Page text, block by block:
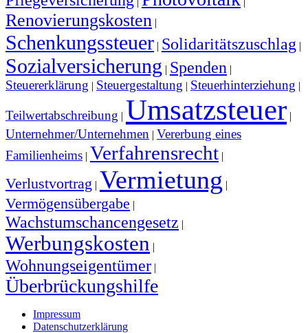
Renovierungskosten |
Schenkungssteuer | Solidaritätszuschlag |
Sozialversicherung | Spenden |
Steuererklärung | Steuergestaltung | Steuerhinterziehung |
Teilwertabschreibung | Umsatzsteuer |
Unternehmer/Unternehmen | Vererbung eines
Familienheims | Verfahrensrecht |
Verlustvortrag | Vermietung |
Vermögensübergabe |
Wachstumschancengesetz |
Werbungskosten |
Wohnungseigentümer |
Überbrückungshilfe
Impressum
Datenschutzerklärung